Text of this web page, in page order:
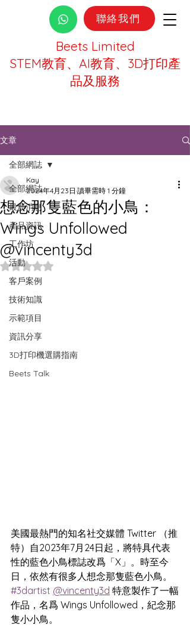
Beets Limited
STEM教育、AI教育、3D打印產
品及服務
聯絡我們
文章
全部網誌
最新消息
產品資訊
工作坊
活動
客戶案例
技術知識
示範項目
資訊分享
3D打印機選購指南
Beets Talk
全部網誌
想念那隻藍色的小鳥：
Wings Unfollowed
@vincenty3d
Kay
2024年4月23日 讀畢需時 1 分鐘
評等為 NaN（最高為 5 顆星）。
美國最熱門的知名社交媒體 Twitter （推
特）自2023年7月24日起，將特具代表
性的藍色小鳥標誌改爲「X」。時至今
日，依然有很多人想念那隻藍色小鳥。
#3dartist @vincenty3d 特意製作了一幅
作品，名爲 Wings Unfollowed，紀念那
隻小小鳥。